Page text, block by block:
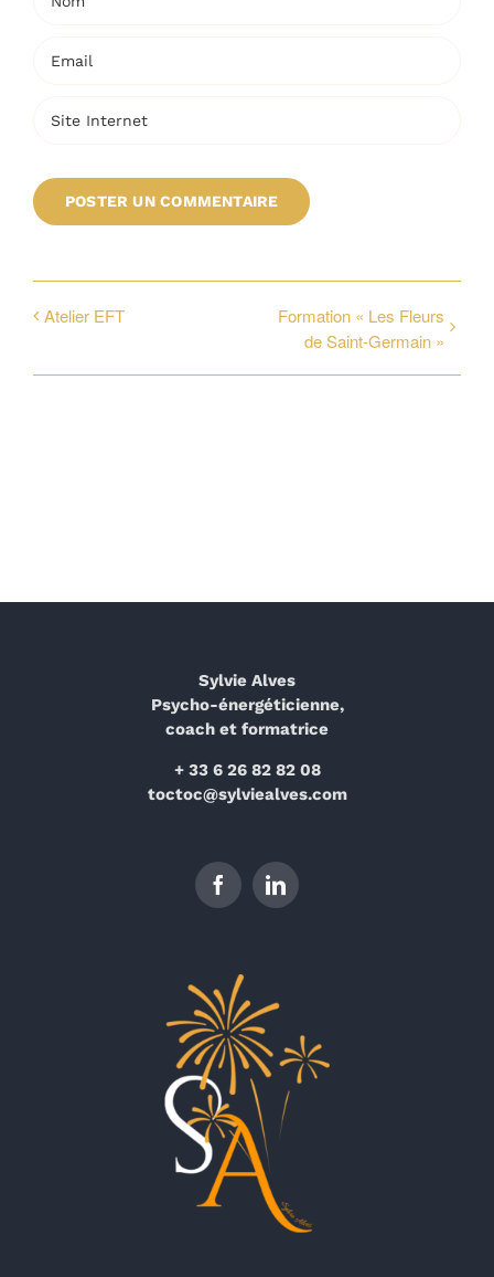
Atelier EFT
Formation « Les Fleurs
de Saint-Germain »
Sylvie Alves
Psycho-énergéticienne,
coach et formatrice
+ 33 6 26 82 82 08
toctoc@sylviealves.com